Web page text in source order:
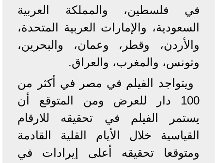
في فلسطين، والمملكة العربية
السعودية، والإمارات العربية المتحدة،
والأردن، وقطر، وعمان، والبحرين،
وتونس، والمغرب، والعراق.
ويتواجد الفيلم في مصر في أكثر من
100 دار للعرض ومن المتوقع أن
يستمر الفيلم في تحقيقه للارقام
القياسية خلال الأيام القلية القادمة
ومتوقعا تحقيقه أعلى إيرادات في